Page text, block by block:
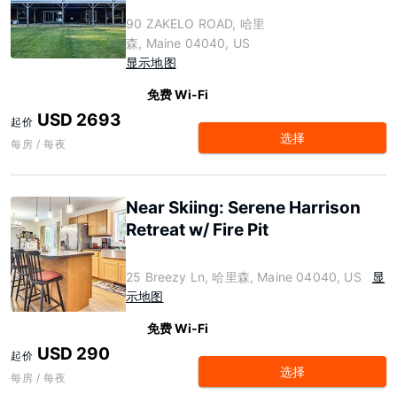
90 ZAKELO ROAD, 哈里
森, Maine 04040, US
显示地图
免费 Wi-Fi
起价 USD 2693
每房 / 每夜 选择
Near Skiing: Serene Harrison
Retreat w/ Fire Pit
25 Breezy Ln, 哈里森, Maine 04040, US
显
示地图
免费 Wi-Fi
起价 USD 290
每房 / 每夜 选择